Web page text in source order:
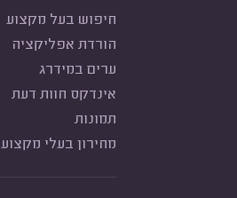
חיפוש בעל מקצוע
הורדת אפליקציה
ערים במידרג
אינדקס חוות דעת
תמונות
מחירון בעלי מקצוע